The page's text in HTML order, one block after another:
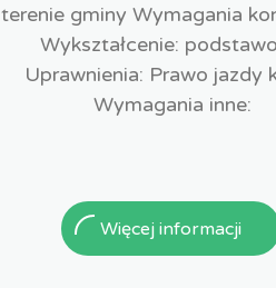
terenie gminy Wymagania
Wykształcenie:
Uprawnienia: Prawo jazdy
Wymagania inne:
Więcej informacji